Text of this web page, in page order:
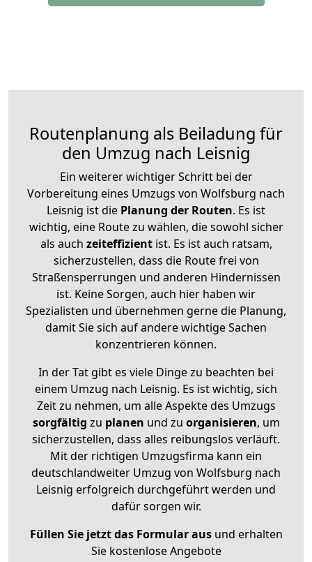
Routenplanung als Beiladung für
den Umzug nach Leisnig
Ein weiterer wichtiger Schritt bei der
Vorbereitung eines Umzugs von Wolfsburg nach
Leisnig ist die Planung der Routen. Es ist
wichtig, eine Route zu wählen, die sowohl sicher
als auch zeiteffizientist. Es ist auch ratsam,
sicherzustellen, dass die Route frei von
Straßensperrungen und anderen Hindernissen
ist. Keine Sorgen, auch hier haben wir
Spezialisten und übernehmen gerne die Planung,
damit Sie sich auf andere wichtige Sachen
konzentrieren können.
In der Tat gibt es viele Dinge zu beachten bei
einem Umzug nach Leisnig. Es ist wichtig, sich
Zeit zu nehmen, um alle Aspekte des Umzugs
sorgfältig zu planen und zu organisieren, um
sicherzustellen, dass alles reibungslos verläuft.
Mit der richtigen Umzugsfirma kann ein
deutschlandweiter Umzug von Wolfsburg nach
Leisnig erfolgreich durchgeführt werden und
dafür sorgen wir.
Füllen Sie jetzt das Formular ausund erhalten
Sie kostenlose Angebote